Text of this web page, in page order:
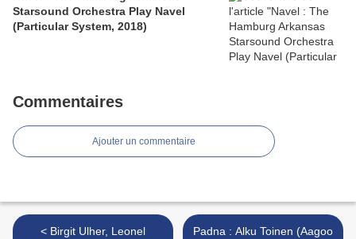
Starsound Orchestra Play Navel
(Particular System, 2018)
Commentaires
Ajouter un commentaire
< Birgit Ulher, Leonel
Padna : Alku Toinen (Aagoo